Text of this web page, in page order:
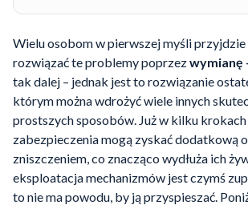
Wielu osobom w pierwszej myśli przyjdzie
rozwiązać te problemy poprzezwymianę
tak dalej – jednak jest to rozwiązanie
którym można wdrożyć wiele innych
prostszych sposobów. Już w kilku krokach
zabezpieczenia mogą zyskać dodatkową
zniszczeniem, co znacząco wydłuża ich
eksploatacja mechanizmów jest czymś
to nie ma powodu, by ją przyspieszać.